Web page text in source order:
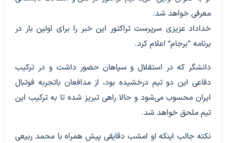
معرفی خواهد شد.
خداداد عزیزی سرپرست تراکتور این خبر را برای اولین بار در
برنامه “برجام” اعلام کرد.
دانشگر که در استقلال و سپاهان حضور داشت و در ترکیب
دفاعی این دو تیم درخشیده بود، از مدافعان باتجربه فوتبال
ایران محسوب می‌شود و حالا راهی تبریز شده تا به ترکیب این
تیم ملحق خواهد شد.
نکته جالب اینکه او امشب دقایقی پیش همراه با محمد ربیعی